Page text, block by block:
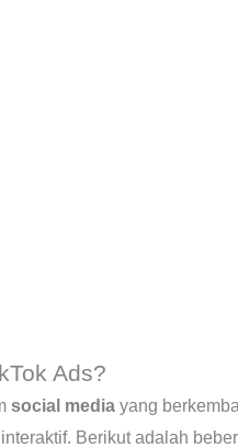
Ads?
social media yang
Berikut adalah